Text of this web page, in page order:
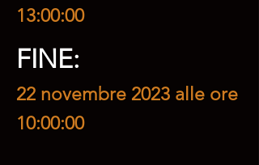
13:00:00
FINE:
22 novembre 2023 alle ore
10:00:00